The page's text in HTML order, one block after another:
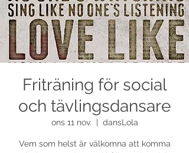
Friträning för social
och tävlingsdansare
ons 11 nov. dansLola
Vem som helst är välkomna att komma